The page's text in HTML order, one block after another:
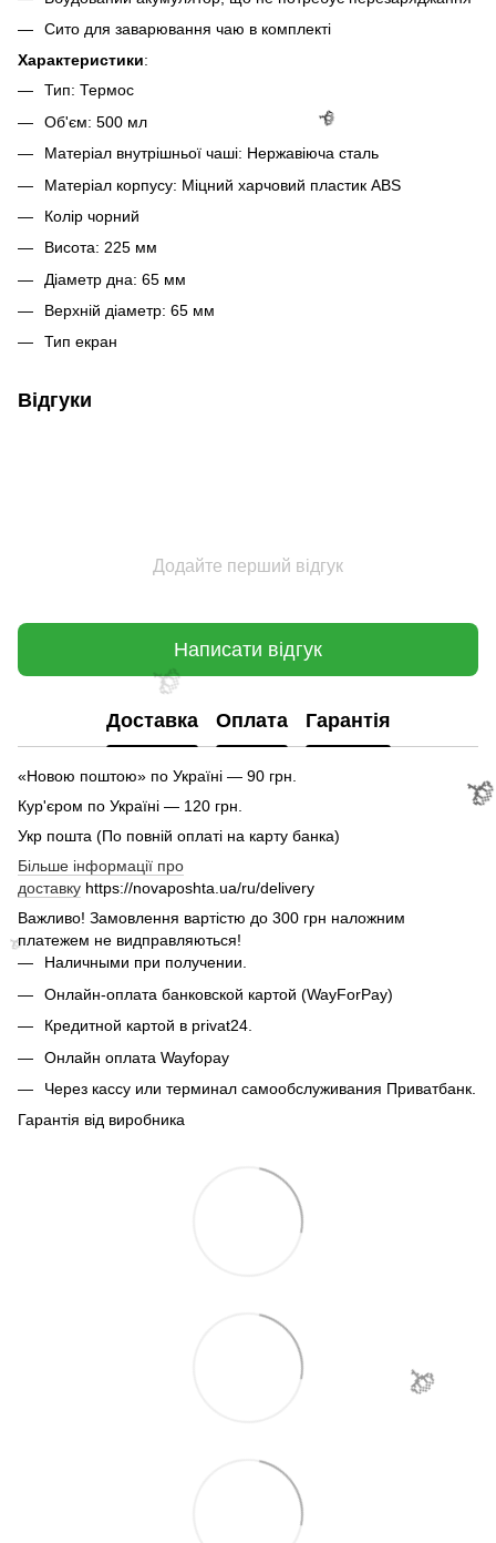
Сито для заварювання чаю в комплекті
Характеристики:
Тип: Термос
Об'єм: 500 мл
Матеріал внутрішньої чаші: Нержавіюча сталь
Матеріал корпусу: Міцний харчовий пластик ABS
Колір чорний
Висота: 225 мм
Діаметр дна: 65 мм
Верхній діаметр: 65 мм
Тип екран
Відгуки
Додайте перший відгук
Написати відгук
Доставка Оплата Гарантія
«Новою поштою» по Україні — 90 грн.
Кур'єром по Україні — 120 грн.
Укр пошта (По повній оплаті на карту банка)
Більше інформації про
доставку https://novaposhta.ua/ru/delivery
Важливо! Замовлення вартістю до 300 грн наложним
платежем не видправляються!
Наличными при получении.
Онлайн-оплата банковской картой (WayForPay)
Кредитной картой в privat24.
Онлайн оплата Wayfopay
Через кассу или терминал самообслуживания Приватбанк.
Гарантія від виробника
🌹
🌹